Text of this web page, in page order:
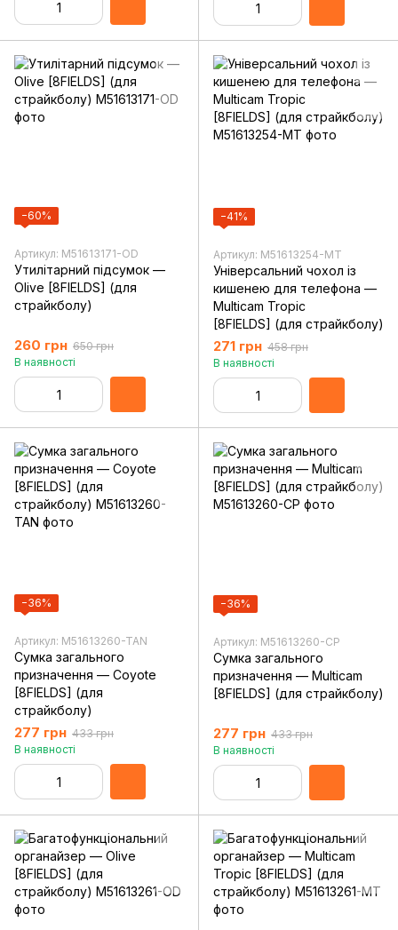
−60%
Артикул: M51613171-OD
Утилітарний підсумок —
Olive [8FIELDS] (для
страйкболу)
260 грн 650 грн
В наявності
−41%
Артикул: M51613254-MT
Універсальний чохол із
кишенею для телефона —
Multicam Tropic
[8FIELDS] (для страйкболу)
271 грн 458 грн
В наявності
−36%
Артикул: M51613260-TAN
Сумка загального
призначення — Coyote
[8FIELDS] (для
страйкболу)
277 грн 433 грн
В наявності
−36%
Артикул: M51613260-CP
Сумка загального
призначення — Multicam
[8FIELDS] (для страйкболу)
277 грн 433 грн
В наявності